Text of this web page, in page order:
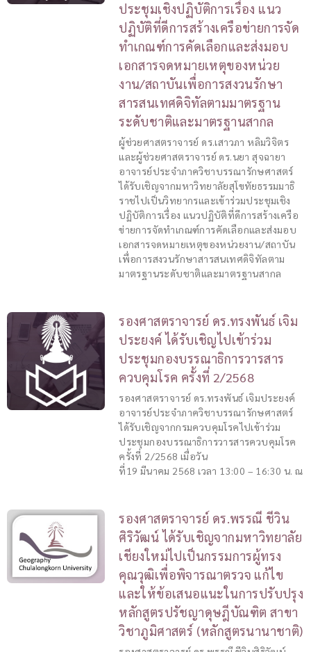
ประชุมเชิงปฏิบัติการเรื่อง แนว
ปฏิบัติที่ดีการสร้างเครือข่ายการจัด
ทำเกณฑ์การคัดเลือกและส่งมอบ
เอกสารจดหมายเหตุของหน่วย
งาน/สถาบันเพื่อการสงวนรักษา
สารสนเทศดิจิทัลตามมาตรฐาน
ระดับชาติและมาตรฐานสากล
ผู้ช่วยศาสตราจารย์ ดร.เสาวภา หลิมวิจิตร
และผู้ช่วยศาสตราจารย์ ดร.นยา สุจฉายา
อาจารย์ประจำภาควิชาบรรณารักษศาสตร์
ได้รับเชิญจากมหาวิทยาลัยสุโขทัยธรรมมาธิ
ราชไปเป็นวิทยากรและเข้าร่วมประชุมเชิง
ปฏิบัติการเรื่อง แนวปฏิบัติที่ดีการสร้างเครือ
ข่ายการจัดทำเกณฑ์การคัดเลือกและส่งมอบ
เอกสารจดหมายเหตุของหน่วยงาน/สถาบัน
เพื่อการสงวนรักษาสารสนเทศดิจิทัลตาม
มาตรฐานระดับชาติและมาตรฐานสากล
รองศาสตราจารย์ ดร.ทรงพันธ์ เจิม
ประยงค์ ได้รับเชิญไปเข้าร่วม
ประชุมกองบรรณาธิการวารสาร
ควบคุมโรค ครั้งที่ 2/2568
รองศาสตราจารย์ ดร.ทรงพันธ์ เจิมประยงค์
อาจารย์ประจำภาควิชาบรรณารักษศาสตร์
ได้รับเชิญจากกรมควบคุมโรคไปเข้าร่วม
ประชุมกองบรรณาธิการวารสารควบคุมโรค
ครั้งที่ 2/2568 เมื่อวัน
ที่19 มีนาคม 2568 เวลา 13:00 – 16:30 น. ณ
รองศาสตราจารย์ ดร.พรรณี ชีวิน
ศิริวัฒน์ ได้รับเชิญจากมหาวิทยาลัย
เชียงใหม่ไปเป็นกรรมการผู้ทรง
คุณวุฒิเพื่อพิจารณาตรวจ แก้ไข
และให้ข้อเสนอแนะในการปรับปรุง
หลักสูตรปรัชญาดุษฎีบัณฑิต สาขา
วิชาภูมิศาสตร์ (หลักสูตรนานาชาติ)